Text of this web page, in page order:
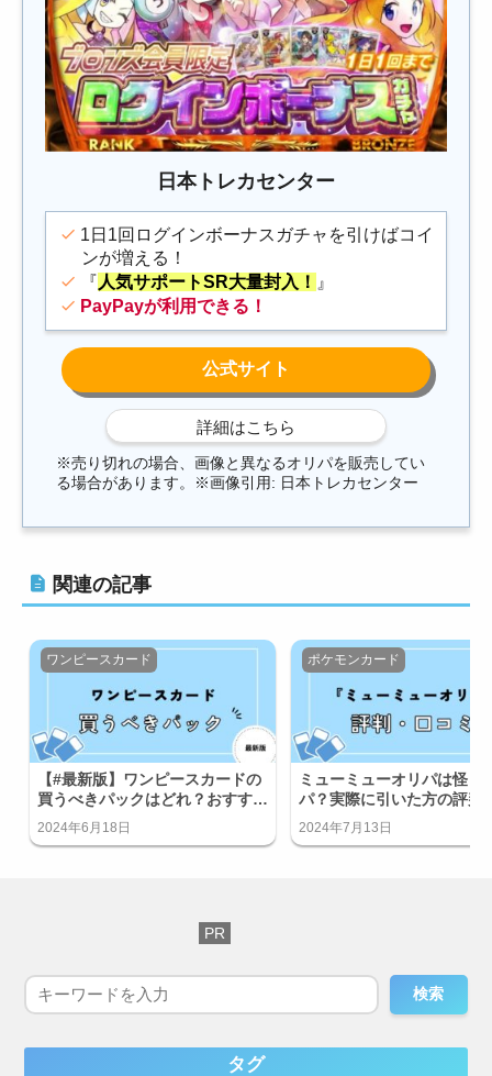
日本トレカセンター
1日1回ログインボーナスガチャを引けばコイ
ンが増える！
『 人気サポートSR大量封入！ 』
PayPayが利用できる！
※売り切れの場合、画像と異なるオリパを販売してい
る場合があります。※画像引用: 日本トレカセンター
関連の記事
【#最新版】ワンピースカードの
買うべきパックはどれ？おすすめ
のパックをご紹介！
2024年6月18日
ワンピースカード
ミューミューオリパは怪し
パ？実際に引いた方の評判
ミをご紹介！
2024年7月13日
ポケモンカード
検索
タグ